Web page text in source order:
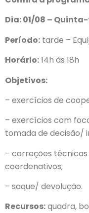
Dia: 01/08 –
Período: tarde –
Horário:14h às 18h
Objetivos:
– exercícios de
– exercícios com
tomada de decisão/
– correções
coordenativos;
– saque/ devolução.
Recursos:quadra,